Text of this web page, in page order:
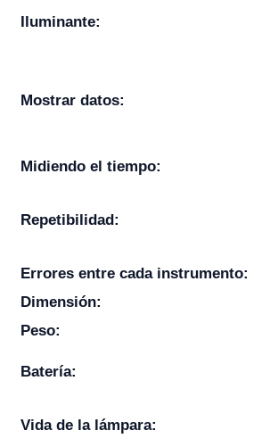
Iluminante:
Mostrar datos:
Midiendo el tiempo:
Repetibilidad:
Errores entre cada instrumento:
Dimensión:
Peso:
Batería:
Vida de la lámpara: